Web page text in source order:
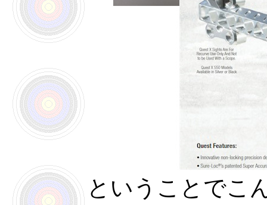
ということでこ